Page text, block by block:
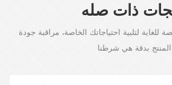
ذات صله
للغاية لتلبية احتياجاتك الخاصة، مراقبة جودة